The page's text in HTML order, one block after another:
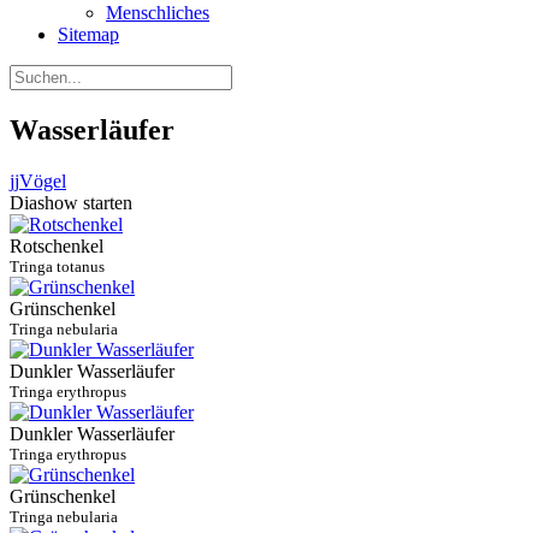
Menschliches
Sitemap
Wasserläufer
jjVögel
Diashow starten
Rotschenkel
Tringa totanus
Grünschenkel
Tringa nebularia
Dunkler Wasserläufer
Tringa erythropus
Dunkler Wasserläufer
Tringa erythropus
Grünschenkel
Tringa nebularia